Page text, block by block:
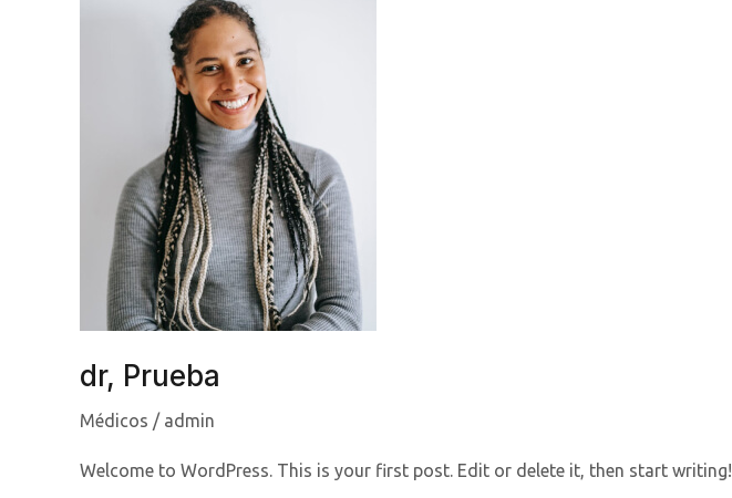
dr, Prueba
Médicos / admin
Welcome to WordPress. This is your first post. Edit or delete it, then start writing!